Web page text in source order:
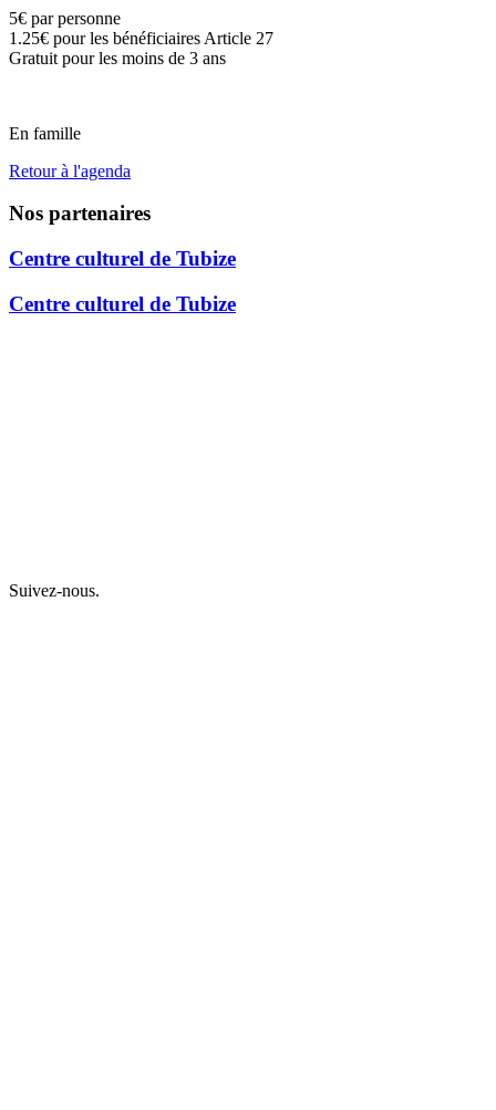
5€ par personne
1.25€ pour les bénéficiaires Article 27
Gratuit pour les moins de 3 ans
En famille
Retour à l'agenda
Nos partenaires
Centre culturel de Tubize
Centre culturel de Tubize
Suivez-nous.